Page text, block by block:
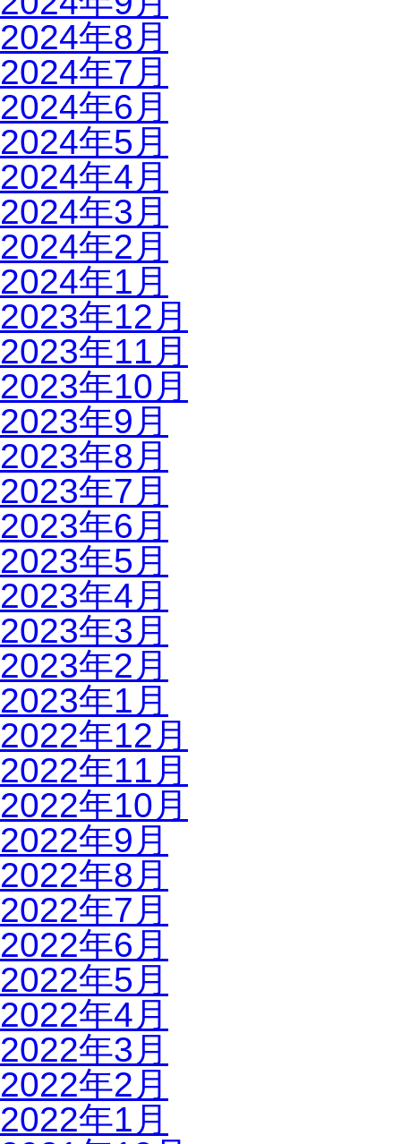
2024年8月
2024年7月
2024年6月
2024年5月
2024年4月
2024年3月
2024年2月
2024年1月
2023年12月
2023年11月
2023年10月
2023年9月
2023年8月
2023年7月
2023年6月
2023年5月
2023年4月
2023年3月
2023年2月
2023年1月
2022年12月
2022年11月
2022年10月
2022年9月
2022年8月
2022年7月
2022年6月
2022年5月
2022年4月
2022年3月
2022年2月
2022年1月